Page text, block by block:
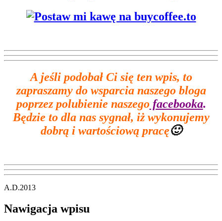
A jeśli podobał Ci się ten wpis, to
zapraszamy do wsparcia naszego bloga
poprzez polubienie naszegofacebooka.
Będzie to dla nas sygnał, iż wykonujemy
dobrą i wartościową pracę🙂
A.D.2013
Nawigacja wpisu